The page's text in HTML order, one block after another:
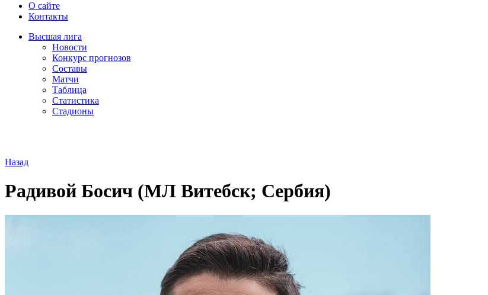
О сайте
Контакты
Высшая лига
Новости
Конкурс прогнозов
Составы
Матчи
Таблица
Статистика
Стадионы
Назад
Радивой Босич (МЛ Витебск; Сербия)